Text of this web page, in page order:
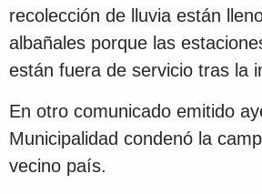
recolección de lluvia están
albañales porque las
están fuera de servicio tras la
En otro comunicado emitido
Municipalidad condenó la
vecino país.